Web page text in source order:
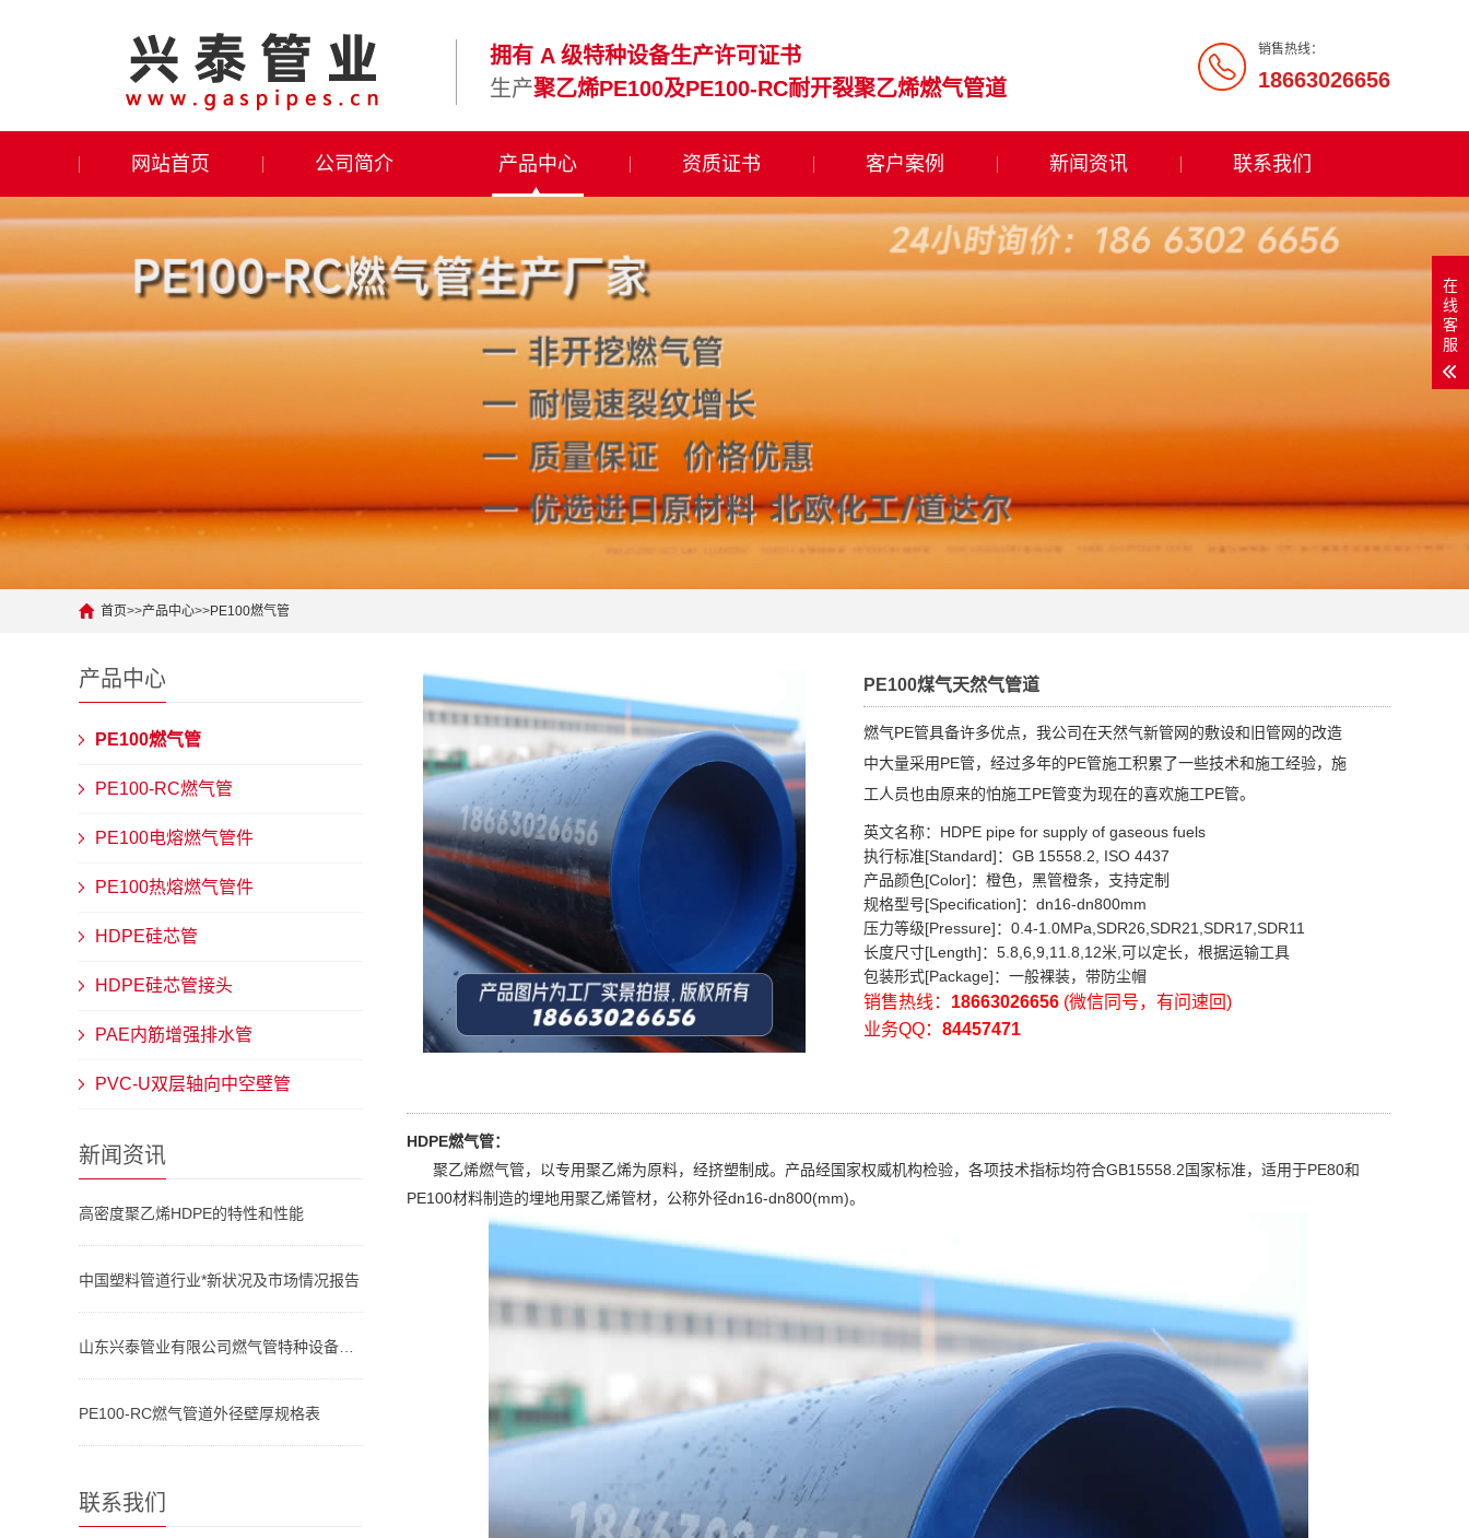
销售热线：
18663026656
拥有 A 级特种设备生产许可证书
生产聚乙烯PE100及PE100-RC耐开裂聚乙烯燃气管道
网站首页 公司简介 产品中心 资质证书 客户案例 新闻资讯 联系我们
首页>>产品中心>>PE100燃气管
产品中心
PE100燃气管
PE100-RC燃气管
PE100电熔燃气管件
PE100热熔燃气管件
HDPE硅芯管
HDPE硅芯管接头
PAE内筋增强排水管
PVC-U双层轴向中空壁管
新闻资讯
高密度聚乙烯HDPE的特性和性能
中国塑料管道行业*新状况及市场情况报告
PE100-RC燃气管道外径壁厚规格表
联系我们
PE100煤气天然气管道
燃气PE管具备许多优点，我公司在天然气新管网的敷设和旧管网的改造
中大量采用PE管，经过多年的PE管施工积累了一些技术和施工经验，施
工人员也由原来的怕施工PE管变为现在的喜欢施工PE管。
英文名称：HDPE pipe for supply of gaseous fuels
执行标准[Standard]：GB 15558.2, ISO 4437
产品颜色[Color]：橙色，黑管橙条，支持定制
规格型号[Specification]：dn16-dn800mm
压力等级[Pressure]：0.4-1.0MPa,SDR26,SDR21,SDR17,SDR11
长度尺寸[Length]：5.8,6,9,11.8,12米,可以定长，根据运输工具
包装形式[Package]：一般裸装，带防尘帽
销售热线： 18663026656 (微信同号，有问速回)
业务QQ： 84457471
HDPE燃气管：
聚乙烯燃气管，以专用聚乙烯为原料，经挤塑制成。产品经国家权威机构检验，各项技术指标均符合GB15558.2国家标准，适用于PE80和
PE100材料制造的埋地用聚乙烯管材，公称外径dn16-dn800(mm)。
在
线
客
服